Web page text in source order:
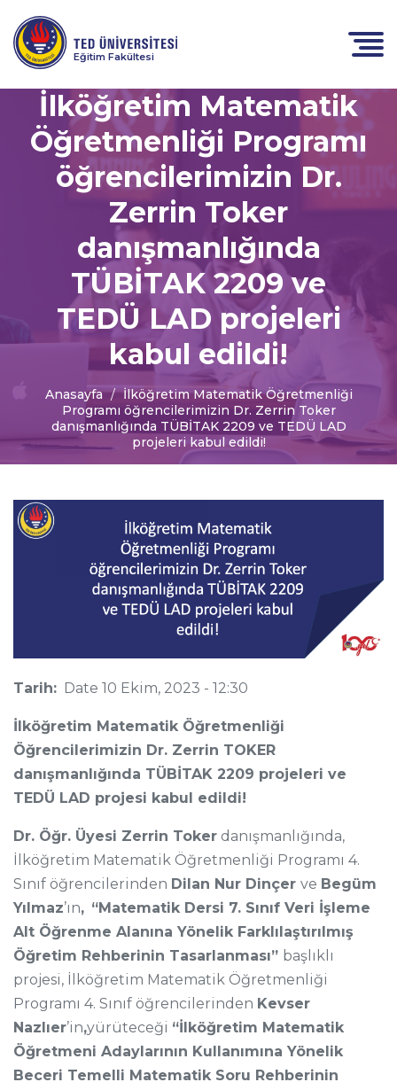
Eğitim Fakültesi
İlköğretim Matematik
Öğretmenliği Programı
öğrencilerimizin Dr.
Zerrin Toker
danışmanlığında
TÜBİTAK 2209 ve
TEDÜ LAD projeleri
kabul edildi!
Anasayfa
İlköğretim Matematik Öğretmenliği
Programı öğrencilerimizin Dr. Zerrin Toker
danışmanlığında TÜBİTAK 2209 ve TEDÜ LAD
projeleri kabul edildi!
Tarih: Date 10 Ekim, 2023 - 12:30
İlköğretim Matematik Öğretmenliği
Öğrencilerimizin Dr. Zerrin TOKER
danışmanlığında TÜBİTAK 2209 projeleri ve
TEDÜ LAD projesi kabul edildi!
Dr. Öğr. Üyesi Zerrin Toker danışmanlığında,
İlköğretim Matematik Öğretmenliği Programı 4.
Sınıf öğrencilerinden Dilan Nur Dinçer ve Begüm
Yılmaz’ın, “Matematik Dersi 7. Sınıf Veri İşleme
Alt Öğrenme Alanına Yönelik Farklılaştırılmış
Öğretim Rehberinin Tasarlanması” başlıklı
projesi, İlköğretim Matematik Öğretmenliği
Programı 4. Sınıf öğrencilerinden Kevser
Nazlıer’in,yürüteceği “İlköğretim Matematik
Öğretmeni Adaylarının Kullanımına Yönelik
Beceri Temelli Matematik Soru Rehberinin